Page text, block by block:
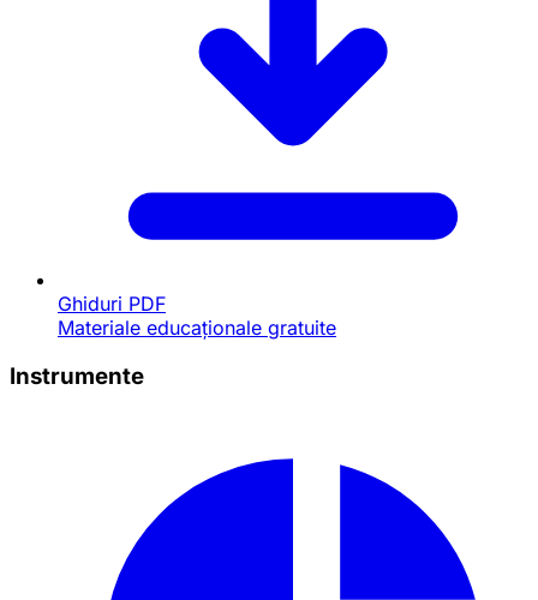
Ghiduri PDF
Materiale educaționale gratuite
Instrumente